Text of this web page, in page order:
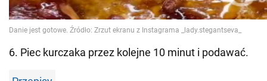
6. Piec kurczaka przez kolejne 10 minut i podawać.